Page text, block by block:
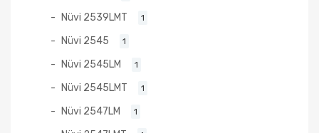
Nüvi 2539LMT 1
Nüvi 2545 1
Nüvi 2545LM 1
Nüvi 2545LMT 1
Nüvi 2547LM 1